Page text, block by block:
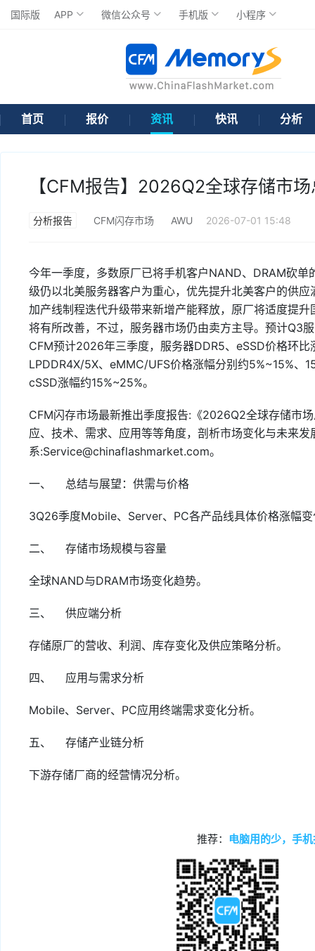
国际版 APP 微信公众号 手机版 小程序
首页 报价 资讯 快讯 分析
【CFM报告】2026Q2全球存储市
分析报告 CFM闪存市场 AWU 2026-07-01 15:48
今年一季度，多数原厂已将手机客户NAND、DRAM砍
级仍以北美服务器客户为重心，优先提升北美客户的供
加产线制程迭代升级带来新增产能释放，原厂将适度提
将有所改善，不过，服务器市场仍由卖方主导。预计Q3
CFM预计2026年三季度，服务器DDR5、eSSD价格环
LPDDR4X/5X、eMMC/UFS价格涨幅分别约5%~15%、
cSSD涨幅约15%~25%。
CFM闪存市场最新推出季度报告:《2026Q2全球存储市
应、技术、需求、应用等等角度，剖析市场变化与未来
系:Service@chinaflashmarket.com。
一、 总结与展望：供需与价格
3Q26季度Mobile、Server、PC各产品线具体价格涨幅
二、 存储市场规模与容量
全球NAND与DRAM市场变化趋势。
三、 供应端分析
存储原厂的营收、利润、库存变化及供应策略分析。
四、 应用与需求分析
Mobile、Server、PC应用终端需求变化分析。
五、 存储产业链分析
下游存储厂商的经营情况分析。
推荐： 电脑用的少，手